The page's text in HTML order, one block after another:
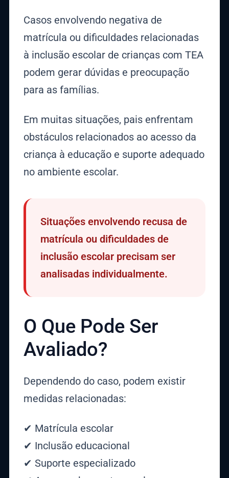
Casos envolvendo negativa de
matrícula ou dificuldades relacionadas
à inclusão escolar de crianças com TEA
podem gerar dúvidas e preocupação
para as famílias.
Em muitas situações, pais enfrentam
obstáculos relacionados ao acesso da
criança à educação e suporte adequado
no ambiente escolar.
Situações envolvendo recusa de
matrícula ou dificuldades de
inclusão escolar precisam ser
analisadas individualmente.
O Que Pode Ser
Avaliado?
Dependendo do caso, podem existir
medidas relacionadas:
✔ Matrícula escolar
✔ Inclusão educacional
✔ Suporte especializado